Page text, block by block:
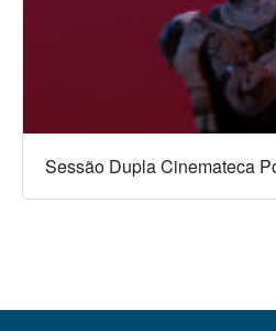
Sessão Dupla Cinemateca